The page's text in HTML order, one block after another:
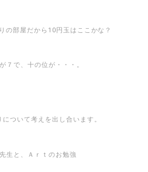
の部屋だから10円玉はここかな？
７で、十の位が・・・。
ついて考えを出し合います。
生と、Ａｒｔのお勉強